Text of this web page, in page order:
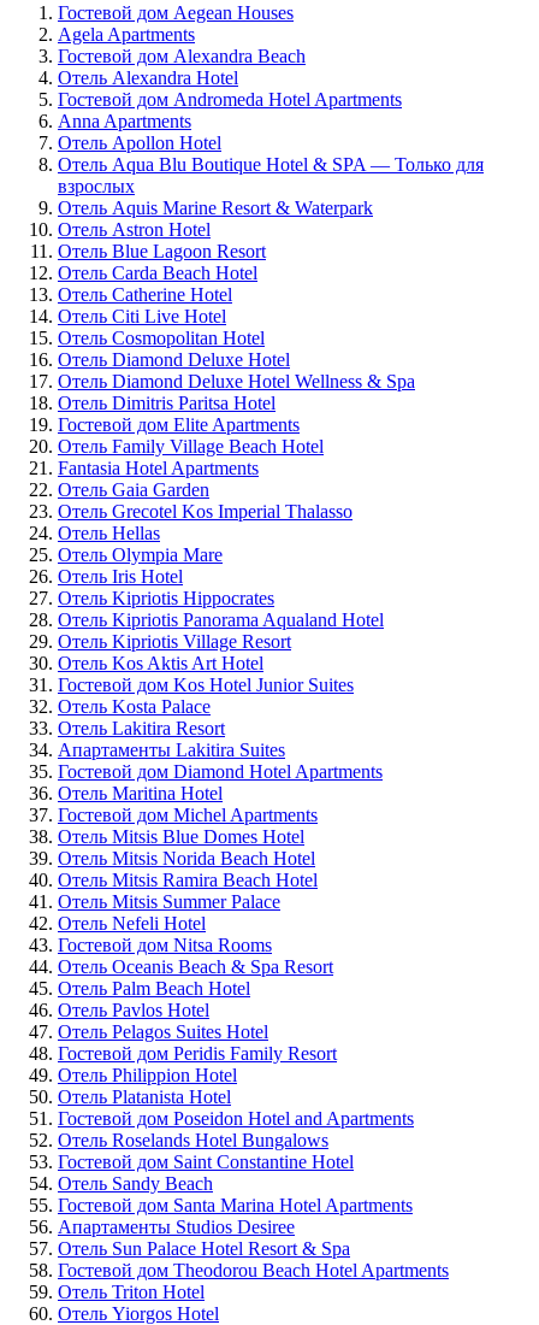
Гостевой дом Aegean Houses
Agela Apartments
Гостевой дом Alexandra Beach
Отель Alexandra Hotel
Гостевой дом Andromeda Hotel Apartments
Anna Apartments
Отель Apollon Hotel
Отель Aqua Blu Boutique Hotel & SPA — Только для
взрослых
Отель Aquis Marine Resort & Waterpark
Отель Astron Hotel
Отель Blue Lagoon Resort
Отель Carda Beach Hotel
Отель Catherine Hotel
Отель Citi Live Hotel
Отель Cosmopolitan Hotel
Отель Diamond Deluxe Hotel
Отель Diamond Deluxe Hotel Wellness & Spa
Отель Dimitris Paritsa Hotel
Гостевой дом Elite Apartments
Отель Family Village Beach Hotel
Fantasia Hotel Apartments
Отель Gaia Garden
Отель Grecotel Kos Imperial Thalasso
Отель Hellas
Отель Olympia Mare
Отель Iris Hotel
Отель Kipriotis Hippocrates
Отель Kipriotis Panorama Aqualand Hotel
Отель Kipriotis Village Resort
Отель Kos Aktis Art Hotel
Гостевой дом Kos Hotel Junior Suites
Отель Kosta Palace
Отель Lakitira Resort
Апартаменты Lakitira Suites
Гостевой дом Diamond Hotel Apartments
Отель Maritina Hotel
Гостевой дом Michel Apartments
Отель Mitsis Blue Domes Hotel
Отель Mitsis Norida Beach Hotel
Отель Mitsis Ramira Beach Hotel
Отель Mitsis Summer Palace
Отель Nefeli Hotel
Гостевой дом Nitsa Rooms
Отель Oceanis Beach & Spa Resort
Отель Palm Beach Hotel
Отель Pavlos Hotel
Отель Pelagos Suites Hotel
Гостевой дом Peridis Family Resort
Отель Philippion Hotel
Отель Platanista Hotel
Гостевой дом Poseidon Hotel and Apartments
Отель Roselands Hotel Bungalows
Гостевой дом Saint Constantine Hotel
Отель Sandy Beach
Гостевой дом Santa Marina Hotel Apartments
Апартаменты Studios Desiree
Отель Sun Palace Hotel Resort & Spa
Гостевой дом Theodorou Beach Hotel Apartments
Отель Triton Hotel
Отель Yiorgos Hotel